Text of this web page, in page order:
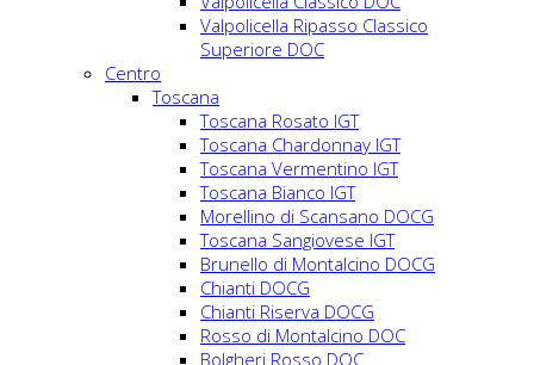
Valpolicella Ripasso Classico
Superiore DOC
Centro
Toscana
Toscana Rosato IGT
Toscana Chardonnay IGT
Toscana Vermentino IGT
Toscana Bianco IGT
Morellino di Scansano DOCG
Toscana Sangiovese IGT
Brunello di Montalcino DOCG
Chianti DOCG
Chianti Riserva DOCG
Rosso di Montalcino DOC
Bolgheri Rosso DOC